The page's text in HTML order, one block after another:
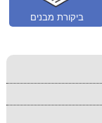
ביקורת מבנים